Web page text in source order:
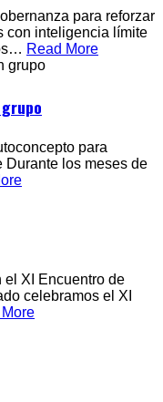
para reforzar
con inteligencia límite
… Read More
para
Durante los meses de
el XI Encuentro de
celebramos el XI